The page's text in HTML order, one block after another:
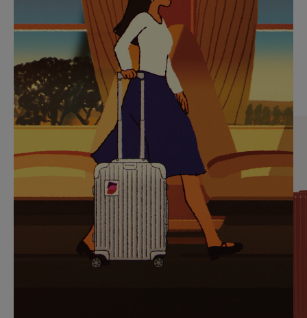
NIET
GEPAUZEERD,
DRUK
OP
OM
TE
PAUZEREN
VAN
DE
VIDEO
IS
UITGESCHAKELD.
DRUK
HIER
OM
HET
DEMPEN
OP
SELECTIE VAN GESCHENKEN
Ontdek de perfecte metgezel
voor elke reis